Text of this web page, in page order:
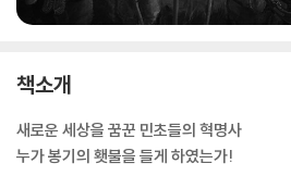
책소개
새로운 세상을 꿈꾼 민초들의 혁명사
누가 봉기의 횃불을 들게 하였는가!